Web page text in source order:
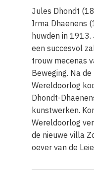
Jules Dhondt
Irma Dhaenens
huwden in
een succesvol
trouw mecenas
Beweging. Na
Wereldoorlog
Dhondt-
kunstwerken.
Wereldoorlog
de nieuwe villa
oever van de